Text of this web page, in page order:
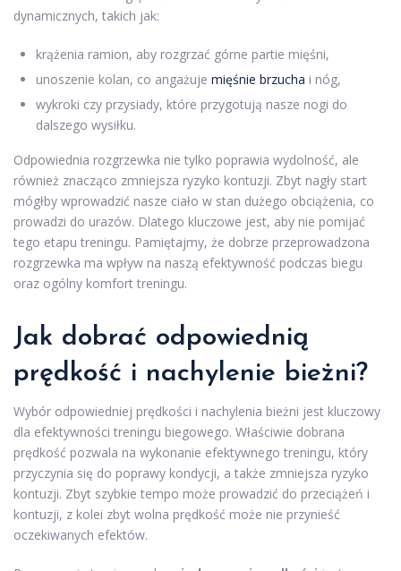
dynamicznych, takich jak:
krążenia ramion, aby rozgrzać górne partie mięśni,
unoszenie kolan, co angażuje mięśnie brzucha i nóg,
wykroki czy przysiady, które przygotują nasze nogi do
dalszego wysiłku.
Odpowiednia rozgrzewka nie tylko poprawia wydolność, ale
również znacząco zmniejsza ryzyko kontuzji. Zbyt nagły start
mógłby wprowadzić nasze ciało w stan dużego obciążenia, co
prowadzi do urazów. Dlatego kluczowe jest, aby nie pomijać
tego etapu treningu. Pamiętajmy, że dobrze przeprowadzona
rozgrzewka ma wpływ na naszą efektywność podczas biegu
oraz ogólny komfort treningu.
Jak dobrać odpowiednią
prędkość i nachylenie bieżni?
Wybór odpowiedniej prędkości i nachylenia bieżni jest kluczowy
dla efektywności treningu biegowego. Właściwie dobrana
prędkość pozwala na wykonanie efektywnego treningu, który
przyczynia się do poprawy kondycji, a także zmniejsza ryzyko
kontuzji. Zbyt szybkie tempo może prowadzić do przeciążeń i
kontuzji, z kolei zbyt wolna prędkość może nie przynieść
oczekiwanych efektów.